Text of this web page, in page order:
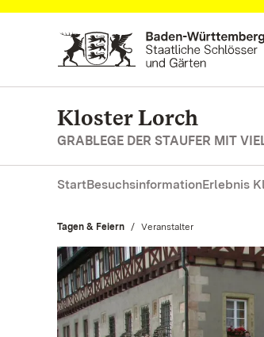
Zum Hauptinhalt springen
Kloster Lorch
GRABLEGE DER STAUFER MIT
StartBesuchsinformationErlebnis
Tagen & Feiern Aktuell:
Veranstalter